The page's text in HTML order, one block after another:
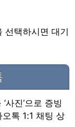
선택하시면 대기
사진’으로 증빙
톡 1:1 채팅 상